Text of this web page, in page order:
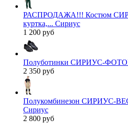
РАСПРОДАЖА!!! Костюм
куртка,... Сириус
1 200 руб
Полуботинки СИРИУС-
2 350 руб
Полукомбинезон СИРИУС-
Сириус
2 800 руб